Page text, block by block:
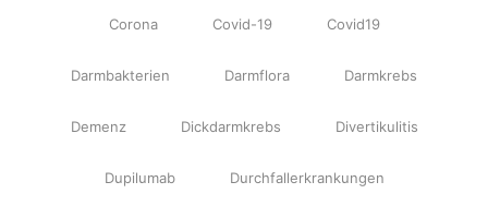
Corona Covid-19 Covid19
Darmbakterien Darmflora Darmkrebs
Demenz Dickdarmkrebs Divertikulitis
Dupilumab Durchfallerkrankungen